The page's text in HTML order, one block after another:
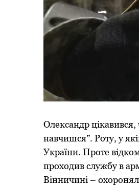
Олександр
навчишся”. Роту, у
України. Проте
проходив службу в
Вінничині –